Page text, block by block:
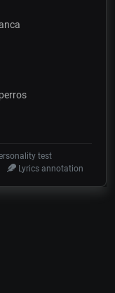
test
Lyrics annotation